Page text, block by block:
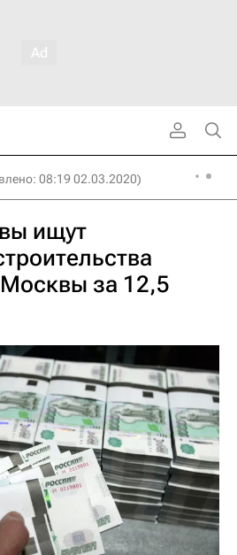
08:19 02.03.2020)
ищут
за 12,5